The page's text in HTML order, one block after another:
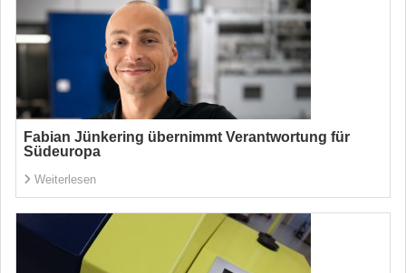
Fabian Jünkering übernimmt Verantwortung für
Südeuropa
Weiterlesen